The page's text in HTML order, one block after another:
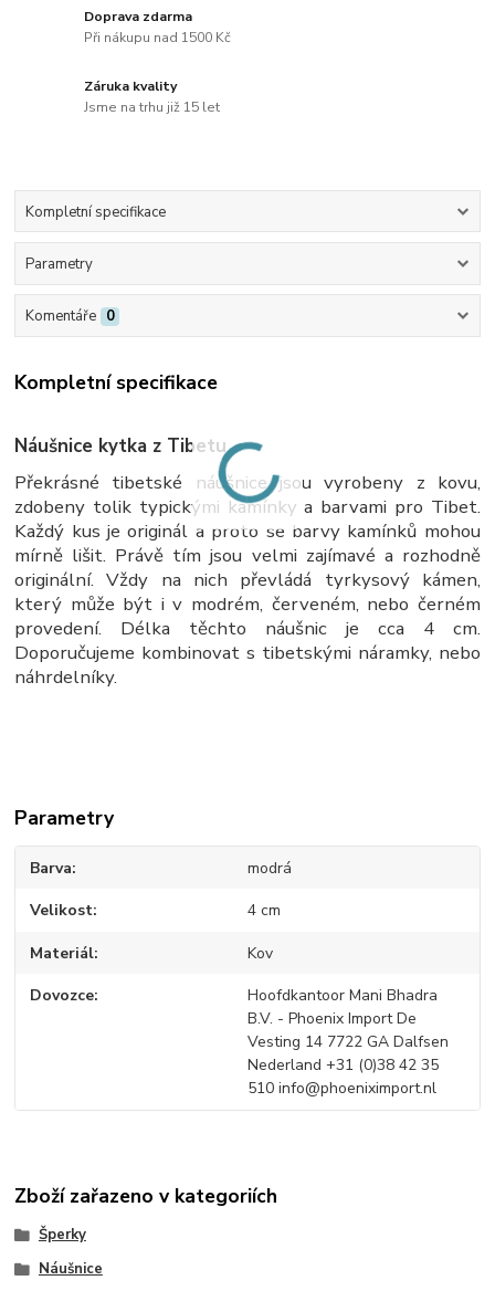
Doprava zdarma
Při nákupu nad 1500 Kč
Záruka kvality
Jsme na trhu již 15 let
Kompletní specifikace
Parametry
Komentáře 0
Kompletní specifikace
Náušnice kytka z Tibetu
Překrásné tibetské náušnice jsou vyrobeny z kovu,
zdobeny tolik typickými kamínky a barvami pro Tibet.
Každý kus je originál a proto se barvy kamínků mohou
mírně lišit. Právě tím jsou velmi zajímavé a rozhodně
originální. Vždy na nich převládá tyrkysový kámen,
který může být i v modrém, červeném, nebo černém
provedení. Délka těchto náušnic je cca 4 cm.
Doporučujeme kombinovat s tibetskými náramky, nebo
náhrdelníky.
Parametry
Barva modrá
Velikost 4 cm
Materiál Kov
Dovozce
Hoofdkantoor Mani Bhadra
B.V. - Phoenix Import De
Vesting 14 7722 GA Dalfsen
Nederland +31 (0)38 42 35
510 info@phoeniximport.nl
Zboží zařazeno v kategoriích
Šperky
Náušnice